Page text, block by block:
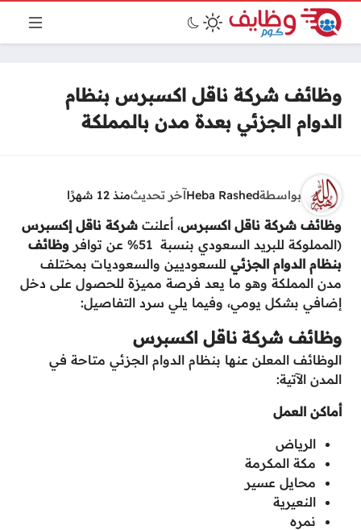
وظائف شركة ناقل اكسبرس بنظام
الدوام الجزئي بعدة مدن بالمملكة
بواسطةHeba Rashedآخر تحديثمنذ 12 شهرًا
وظائف شركة ناقل اكسبرس، أعلنت شركة ناقل إكسبرس
(المملوكة للبريد السعودي بنسبة 51% عن توافر
وظائف
بنظام الدوام الجزئي للسعوديين والسعوديات بمختلف
مدن المملكة وهو ما يعد فرصة مميزة للحصول على دخل
إضافي بشكل يومي، وفيما يلي سرد التفاصيل:
وظائف شركة ناقل اكسبرس
الوظائف المعلن عنها بنظام الدوام الجزئي متاحة في
المدن الآتية:
أماكن العمل
الرياض
مكة المكرمة
محايل عسير
النعيرية
نمره